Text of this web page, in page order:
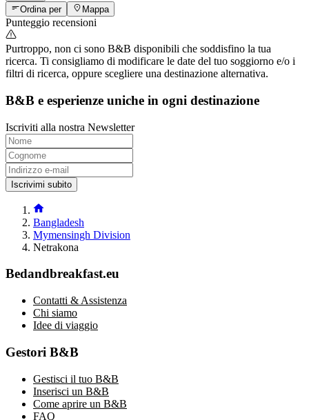
Ordina per
Mappa
Punteggio recensioni
Purtroppo, non ci sono B&B disponibili che soddisfino la tua
ricerca. Ti consigliamo di modificare le date del tuo soggiorno e/o i
filtri di ricerca, oppure scegliere una destinazione alternativa.
B&B e esperienze uniche in ogni destinazione
Iscriviti alla nostra Newsletter
Iscrivimi subito
Bangladesh
Mymensingh Division
Netrakona
Bedandbreakfast.eu
Contatti & Assistenza
Chi siamo
Idee di viaggio
Gestori B&B
Gestisci il tuo B&B
Inserisci un B&B
Come aprire un B&B
FAQ